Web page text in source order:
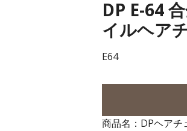
DP E-64
イルヘア
E64
商品名：DPヘアチ